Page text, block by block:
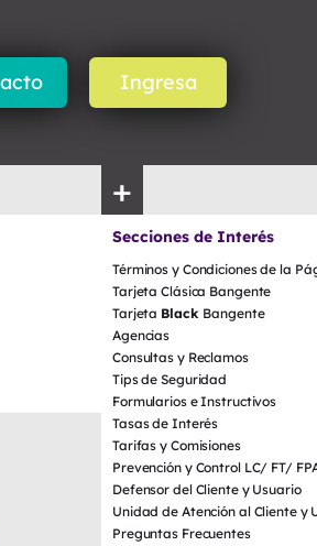
Ingresa
+
Secciones de Interés
Términos y Condiciones de la
Tarjeta Clásica Bangente
Tarjeta Black Bangente
Agencias
Consultas y Reclamos
Tips de Seguridad
Formularios e Instructivos
Tasas de Interés
Tarifas y Comisiones
Prevención y Control LC/ FT/
Defensor del Cliente y Usuario
Unidad de Atención al Cliente y
Preguntas Frecuentes